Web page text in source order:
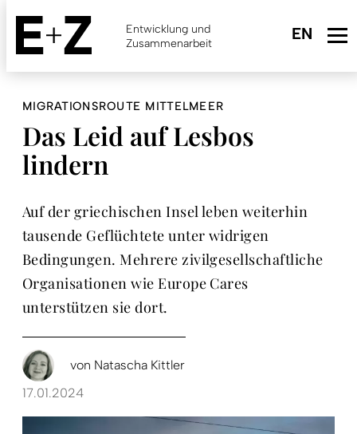
Skip
main
content
Entwicklung und
Zusammenarbeit
MIGRATIONSROUTE MITTELMEER
Das Leid auf Lesbos
lindern
Auf der griechischen Insel leben weiterhin
tausende Geflüchtete unter widrigen
Bedingungen. Mehrere zivilgesellschaftliche
Organisationen wie Europe Cares
unterstützen sie dort.
von Natascha Kittler
17.01.2024